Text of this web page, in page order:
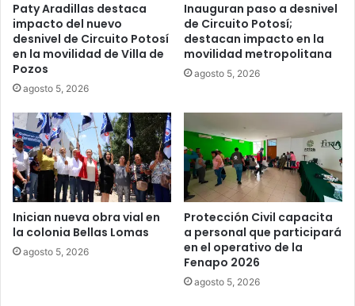
Paty Aradillas destaca
impacto del nuevo
desnivel de Circuito Potosí
en la movilidad de Villa de
Pozos
agosto 5, 2026
Inauguran paso a desnivel
de Circuito Potosí;
destacan impacto en la
movilidad metropolitana
agosto 5, 2026
Inician nueva obra vial en
la colonia Bellas Lomas
agosto 5, 2026
Protección Civil capacita
a personal que participará
en el operativo de la
Fenapo 2026
agosto 5, 2026